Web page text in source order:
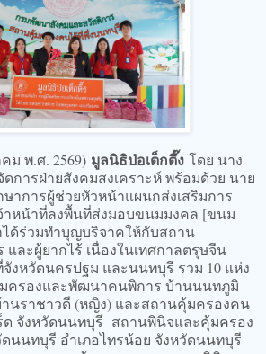
ม พ.ศ. 2569) มูลนิธิป่อเต็กตึ๊ง โดย นาง
การฝ่ายสังคมสงเคราะห์ พร้อมด้วย นาย
าการผู้ช่วยหัวหน้าแผนกส่งเสริมการ
าหน้าที่ลงพื้นที่ส่งมอบขนมมงคล [ขนม
ด้ร่วมทำบุญบริจาคให้กับสถาน
และผู้ยากไร้ เนื่องในเทศกาลตรุษจีน
จังหวัดนครปฐม และนนทบุรี รวม 10 แห่ง
ครองและพัฒนาคนพิการ บ้านนนทภูมิ
นราชาวดี (หญิง) และสถานคุ้มครองคน
ด จังหวัดนนทบุรี สถานพินิจและคุ้มครอง
ดนนทบุรี อำเภอไทรน้อย จังหวัดนนทบุรี